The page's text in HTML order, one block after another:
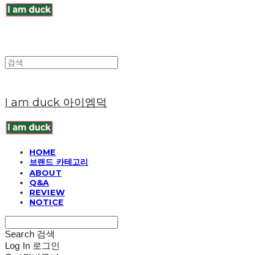
I am duck 아이엠덕
HOME
브랜드 카테고리
ABOUT
Q&A
REVIEW
NOTICE
Search 검색
Log In 로그인